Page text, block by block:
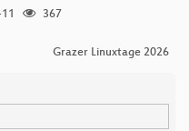
367
Grazer Linuxtage 2026